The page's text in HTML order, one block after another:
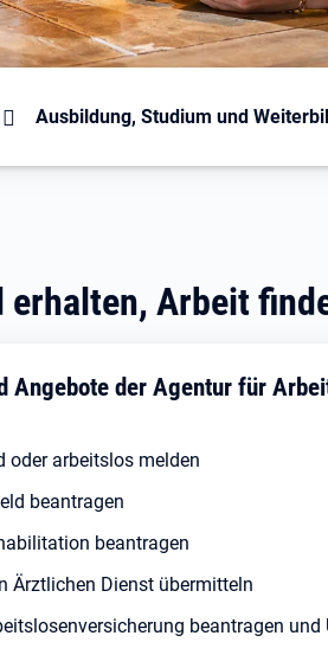
Ausbildung, Studium und
Arbeit
Angebote der Agentur für
oder arbeitslos melden
beantragen
beantragen
Ärztlichen Dienst übermitteln
beantragen und